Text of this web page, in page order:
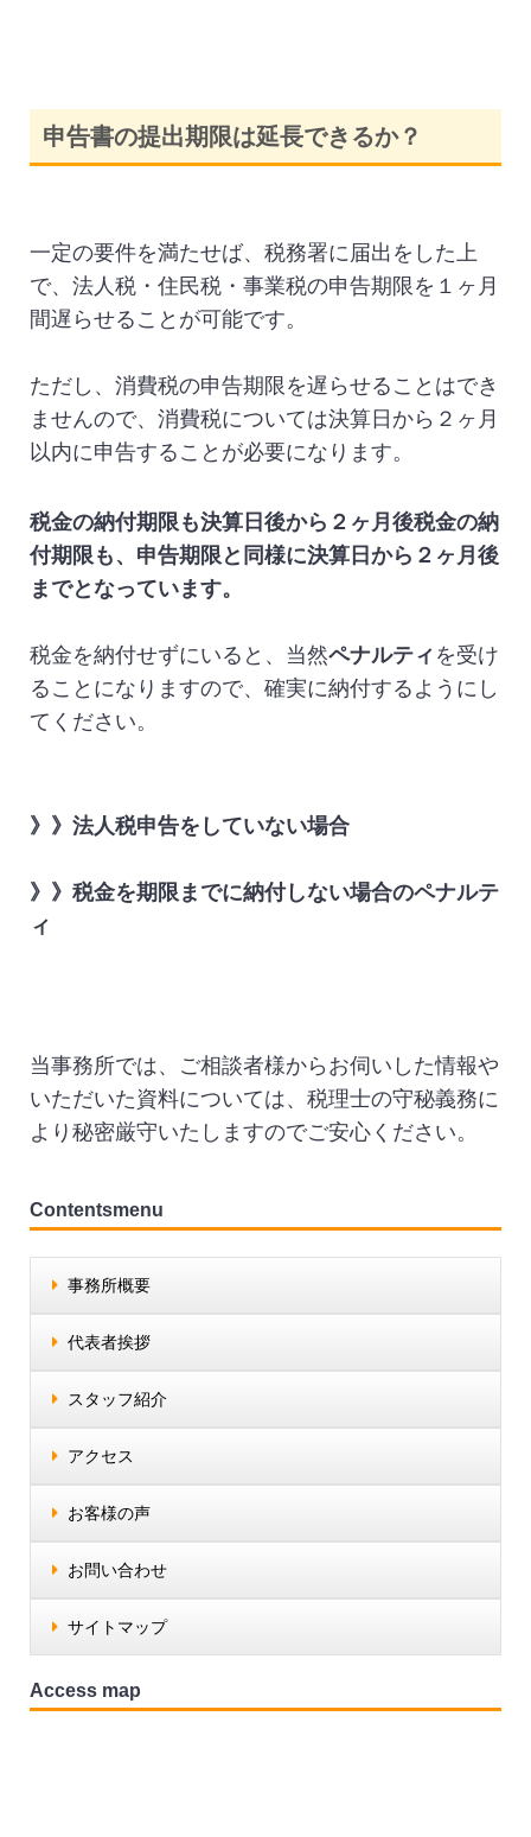
申告書の提出期限は延長できるか？
一定の要件を満たせば、税務署に届出をした上
で、法人税・住民税・事業税の申告期限を１ヶ月
間遅らせることが可能です。
ただし、消費税の申告期限を遅らせることはでき
ませんので、消費税については決算日から２ヶ月
以内に申告することが必要になります。
税金の納付期限も決算日後から２ヶ月後税金の納
付期限も、申告期限と同様に決算日から２ヶ月後
までとなっています。
税金を納付せずにいると、当然ペナルティ を受け
ることになりますので、確実に納付するようにし
てください。
》》法人税申告をしていない場合
》》税金を期限までに納付しない場合のペナルテ
ィ
当事務所では、ご相談者様からお伺いした情報や
いただいた資料については、税理士の守秘義務に
より秘密厳守いたしますのでご安心ください。
Contentsmenu
事務所概要
代表者挨拶
スタッフ紹介
アクセス
お客様の声
お問い合わせ
サイトマップ
Access map